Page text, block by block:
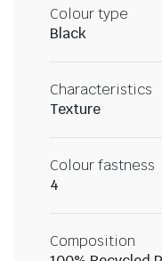
Colour type
Black
Characteristics
Texture
Colour fastness
4
Composition